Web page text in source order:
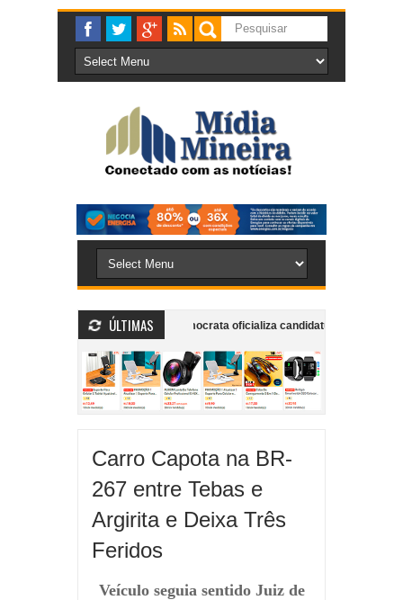
ÚLTIMAS
mobiliza bombeiros Democrata oficializa candidatura do ex-deputado
envolvimento em esquema de fraude à licitação do transporte coletivo
dentro de supermercado
Carro Capota na BR-
267 entre Tebas e
Argirita e Deixa Três
Feridos
Veículo seguia sentido Juiz de